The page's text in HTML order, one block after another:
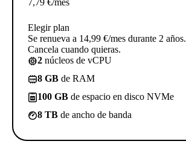
7,79 €/mes
Elegir plan
Se renueva a 14,99 €/mes durante 2 años.
Cancela cuando quieras.
2 núcleos de vCPU
8 GB de RAM
100 GB de espacio en disco NVMe
8 TB de ancho de banda